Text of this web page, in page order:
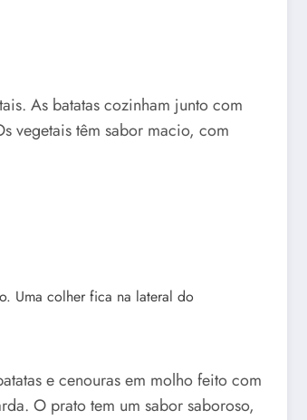
As batatas cozinham junto com
vegetais têm sabor macio, com
e cenouras em molho feito com
O prato tem um sabor saboroso,